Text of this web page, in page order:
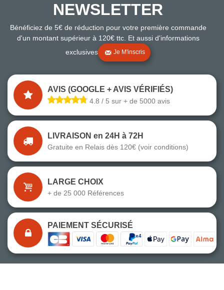
NEWSLETTER
Bénéficiez de 5€ de réduction pour votre première commande
d'un montant supérieur à 120€ ttc. Et aussi d'informations
exclusives
Je M'inscris
AVIS (GOOGLE + AVIS VÉRIFIÉS)
4.8 / 5 sur + de 5000 avis
LIVRAISON en 24H à 72H
Gratuite en Relais dès 120€ (voir conditions)
LARGE CHOIX
+ de 25 000 Références
PAIEMENT SÉCURISÉ